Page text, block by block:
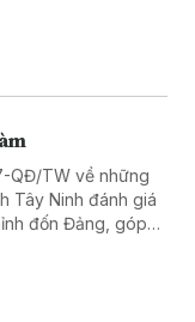
QĐ/TW về những
Tây Ninh đánh giá
đốn Đảng, góp